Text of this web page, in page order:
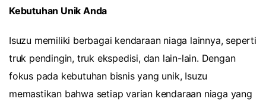
Kebutuhan Unik Anda
Isuzu memiliki berbagai kendaraan niaga lainnya, seperti
truk pendingin, truk ekspedisi, dan lain-lain. Dengan
fokus pada kebutuhan bisnis yang unik, Isuzu
memastikan bahwa setiap varian kendaraan niaga yang